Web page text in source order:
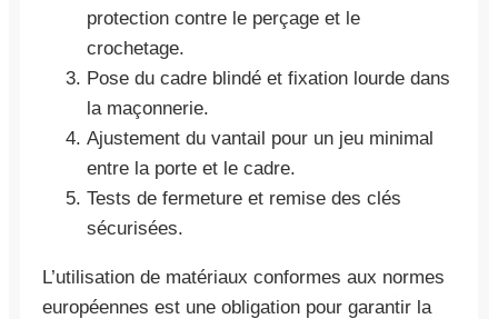
protection contre le perçage et le
crochetage.
Pose du cadre blindé et fixation lourde dans
la maçonnerie.
Ajustement du vantail pour un jeu minimal
entre la porte et le cadre.
Tests de fermeture et remise des clés
sécurisées.
L’utilisation de matériaux conformes aux normes
européennes est une obligation pour garantir la